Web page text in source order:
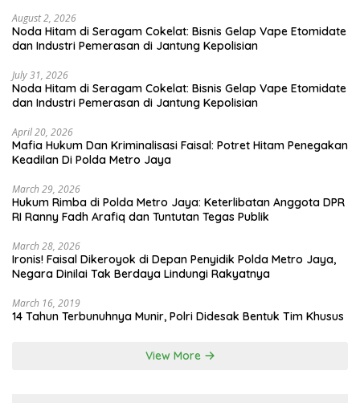
August 2, 2026
Noda Hitam di Seragam Cokelat: Bisnis Gelap Vape Etomidate
dan Industri Pemerasan di Jantung Kepolisian
July 31, 2026
Noda Hitam di Seragam Cokelat: Bisnis Gelap Vape Etomidate
dan Industri Pemerasan di Jantung Kepolisian
April 20, 2026
Mafia Hukum Dan Kriminalisasi Faisal: Potret Hitam Penegakan
Keadilan Di Polda Metro Jaya
March 29, 2026
Hukum Rimba di Polda Metro Jaya: Keterlibatan Anggota DPR
RI Ranny Fadh Arafiq dan Tuntutan Tegas Publik
March 28, 2026
Ironis! Faisal Dikeroyok di Depan Penyidik Polda Metro Jaya,
Negara Dinilai Tak Berdaya Lindungi Rakyatnya
March 16, 2019
14 Tahun Terbunuhnya Munir, Polri Didesak Bentuk Tim Khusus
View More